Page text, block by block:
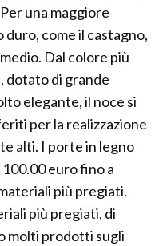
una maggiore
come il castagno,
Dal colore più
dotato di grande
elegante, il noce si
per la realizzazione
alti. I porte in legno
euro fino a
più pregiati.
più pregiati, di
molti prodotti sugli